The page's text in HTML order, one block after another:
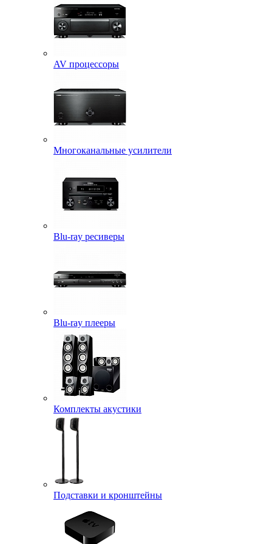
AV процессоры
Многоканальные усилители
Blu-ray ресиверы
Blu-ray плееры
Комплекты акустики
Подставки и кронштейны